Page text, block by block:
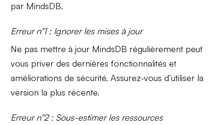
par MindsDB.
Erreur n°1 : Ignorer les mises à jour
Ne pas mettre à jour MindsDB régulièrement peut
vous priver des dernièresfonctionnalités et
améliorations de sécurité. Assurez-vous d’utiliser la
version la plus récente.
Erreur n°2 : Sous-estimer les ressources